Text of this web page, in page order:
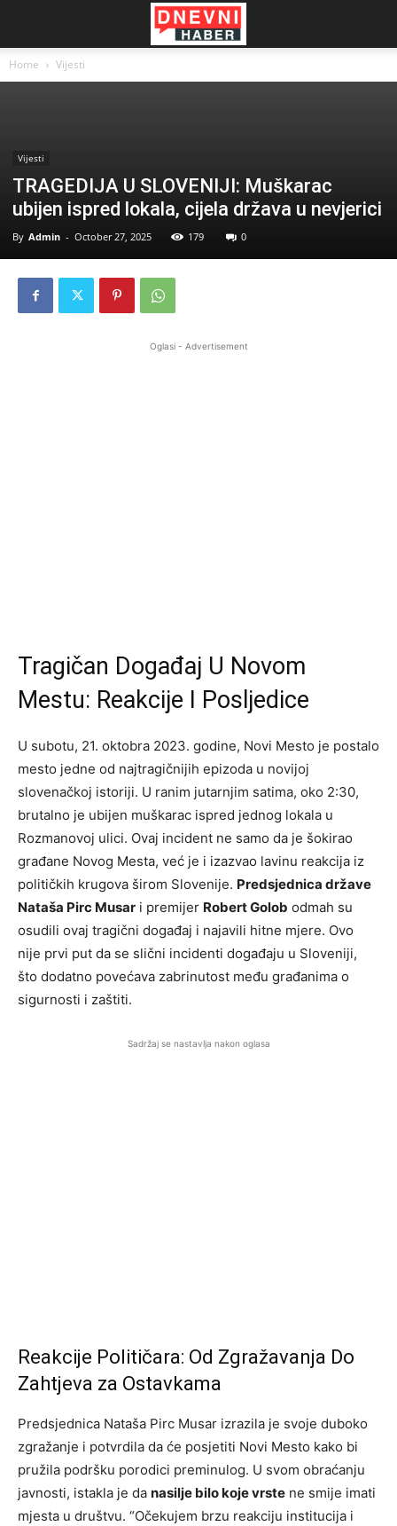
Home Vijesti
Vijesti
TRAGEDIJA U SLOVENIJI: Muškarac
ubijen ispred lokala, cijela država u nevjerici
By Admin - October 27, 2025 179 0
Oglasi - Advertisement
Tragičan Događaj U Novom
Mestu: Reakcije I Posljedice
U subotu, 21. oktobra 2023. godine, Novi Mesto je postalo
mesto jedne od najtragičnijih epizoda u novijoj
slovenačkoj istoriji. U ranim jutarnjim satima, oko 2:30,
brutalno je ubijen muškarac ispred jednog lokala u
Rozmanovoj ulici. Ovaj incident ne samo da je šokirao
građane Novog Mesta, već je i izazvao lavinu reakcija iz
političkih krugova širom Slovenije. Predsjednica države
Nataša Pirc Musar i premijer Robert Golob odmah su
osudili ovaj tragični događaj i najavili hitne mjere. Ovo
nije prvi put da se slični incidenti događaju u Sloveniji,
što dodatno povećava zabrinutost među građanima o
sigurnosti i zaštiti.
Sadržaj se nastavlja nakon oglasa
Reakcije Političara: Od Zgražavanja Do
Zahtjeva za Ostavkama
Predsjednica Nataša Pirc Musar izrazila je svoje duboko
zgražanje i potvrdila da će posjetiti Novi Mesto kako bi
pružila podršku porodici preminulog. U svom obraćanju
javnosti, istakla je da nasilje bilo koje vrste ne smije imati
mjesta u društvu. “Očekujem brzu reakciju institucija i